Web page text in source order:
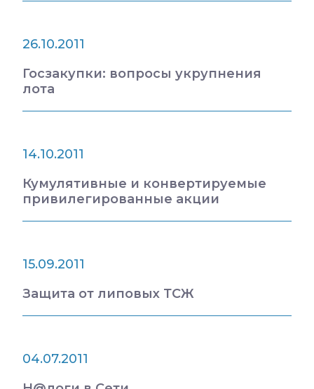
26.10.2011
Госзакупки: вопросы укрупнения
лота
14.10.2011
Кумулятивные и конвертируемые
привилегированные акции
15.09.2011
Защита от липовых ТСЖ
04.07.2011